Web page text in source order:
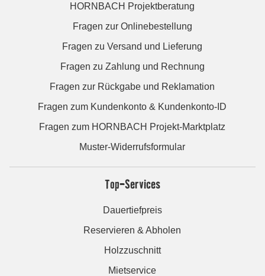
HORNBACH Projektberatung
Fragen zur Onlinebestellung
Fragen zu Versand und Lieferung
Fragen zu Zahlung und Rechnung
Fragen zur Rückgabe und Reklamation
Fragen zum Kundenkonto & Kundenkonto-ID
Fragen zum HORNBACH Projekt-Marktplatz
Muster-Widerrufsformular
Top-Services
Dauertiefpreis
Reservieren & Abholen
Holzzuschnitt
Mietservice